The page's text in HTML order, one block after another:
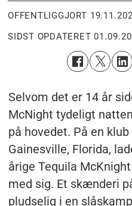
OFFENTLIGGJORT
SIDST OPDATERET
Selvom det er 14 år
McNight tydeligt
på hovedet. På en
Gainesville, Florida,
årige Tequila
med sig. Et skænderi
pludselig i en